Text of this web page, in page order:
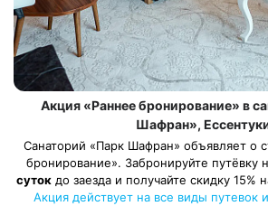
Акция «Раннее бронирование» в
Шафран»,
Санаторий «Парк Шафран» объявляет о
бронирование». Забронируйте путёвку
суток до заезда и получайте скидку 15%
Акция действует на все виды путевок